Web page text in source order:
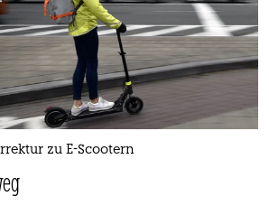
zu E-Scootern